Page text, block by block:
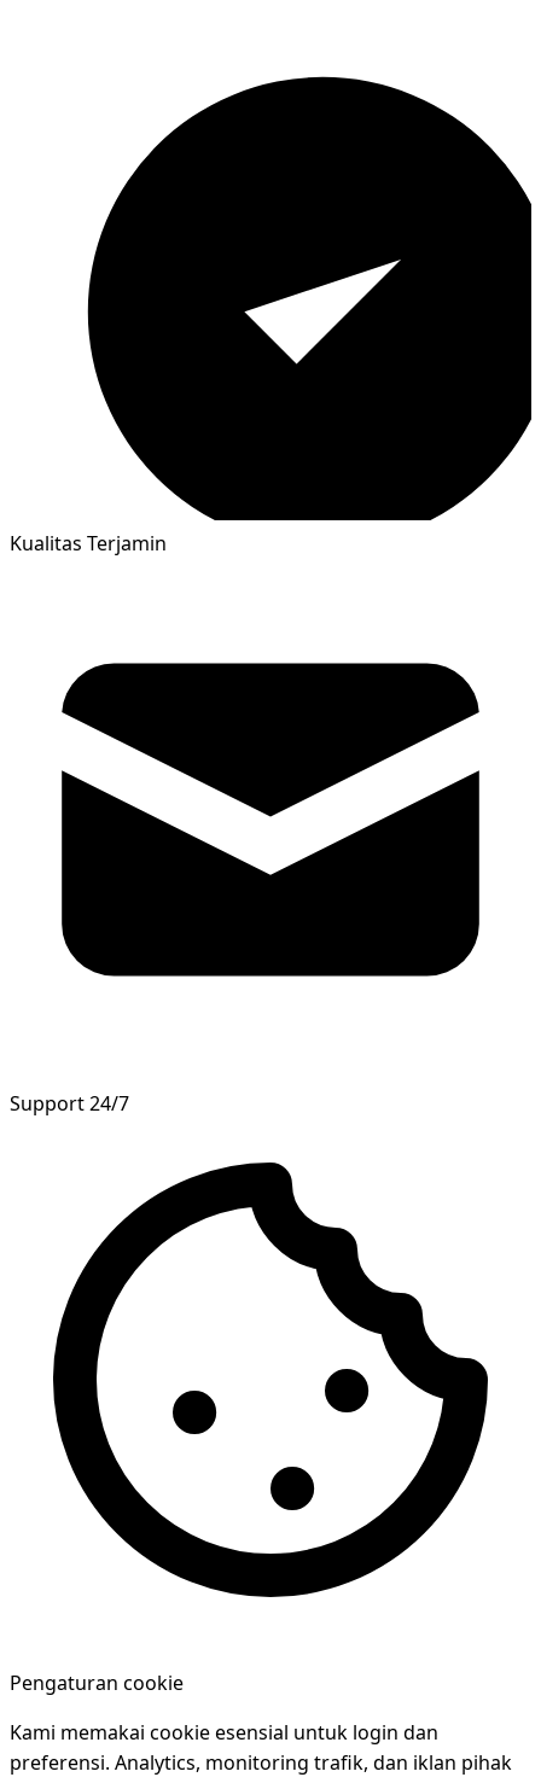
Kualitas Terjamin
Support 24/7
Pengaturan cookie
Kami memakai cookie esensial untuk login dan
preferensi. Analytics, monitoring trafik, dan iklan pihak